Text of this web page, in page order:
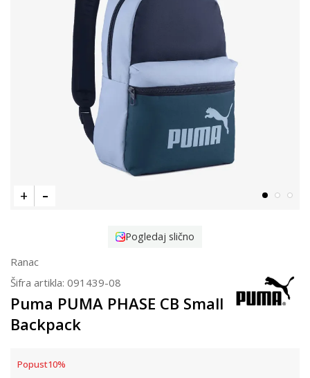
Pogledaj slično
Ranac
Šifra artikla: 091439-08
Puma PUMA PHASE CB Small
Backpack
Popust10%